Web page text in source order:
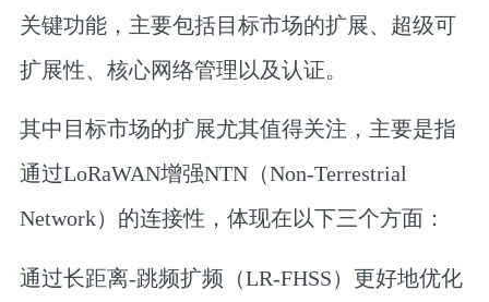
关键功能，主要包括目标市场的扩展、超级可
扩展性、核心网络管理以及认证。
其中目标市场的扩展尤其值得关注，主要是指
通过LoRaWAN增强NTN（Non-Terrestrial
Network）的连接性，体现在以下三个方面：
通过长距离-跳频扩频（LR-FHSS）更好地优化